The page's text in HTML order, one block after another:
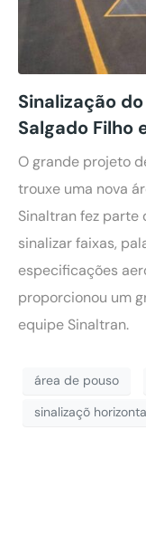
Sinalização
Salgado Filho
O grande projeto
trouxe uma nova
Sinaltran fez parte
sinalizar faixas,
especificações
proporcionou um
equipe Sinaltran.
área de pouso
sinalizaçõ